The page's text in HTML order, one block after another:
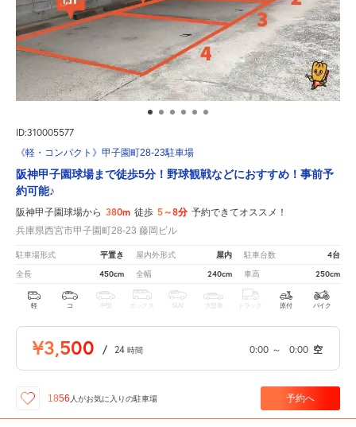
ID:310005577
《軽・コンパクト》甲子園町28-23駐車場
阪神甲子園球場まで徒歩5分！野球観戦などにおすすめ！事前予
約可能♪
阪神甲子園球場から 380m 徒歩 5～8分 予約できてオススメ！
兵庫県西宮市甲子園町28-23 藤岡ビル
駐車場形式 平置き 屋内外形式 屋内 駐車台数 4台
全長 450cm 全幅 240cm 車高 250cm
軽 コ 中型 ボックス SUV 大型車 トラック 原付 バイク
¥3,500 / 24 時間 0:00 ～ 0:00 空
1856 人がお気に入りの駐車場 予約へ